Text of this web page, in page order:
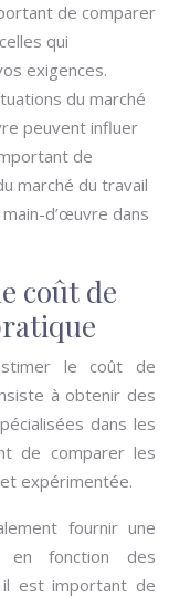
de comparer
qui
exigences.
du marché
peuvent influer
de
marché du travail
d’œuvre dans
coût de
le coût de
à obtenir des
dans les
de comparer les
expérimentée.
fournir une
en fonction des
il est important de